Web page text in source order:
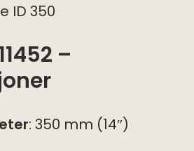
ID 350
–
: 350 mm (14″)